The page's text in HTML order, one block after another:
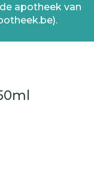
apotheek van